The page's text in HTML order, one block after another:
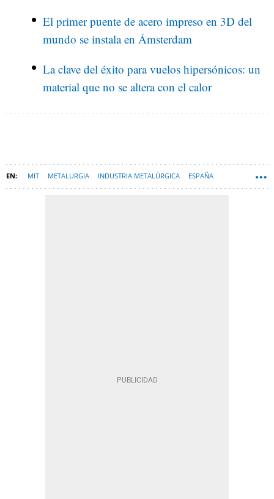
El primer puente de acero impreso en 3D del
mundo se instala en Ámsterdam
La clave del éxito para vuelos hipersónicos: un
material que no se altera con el calor
MIT METALURGIA INDUSTRIA METALÚRGICA ESPAÑA